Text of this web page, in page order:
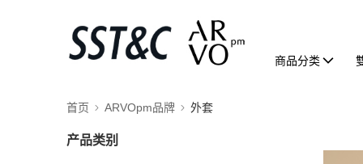
商品分类
首页 ARVOpm品牌 外套
产品类别